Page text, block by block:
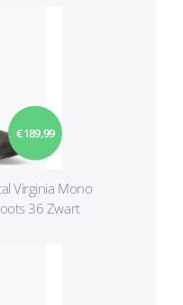
€ 189,99
Virginia Mono
36 Zwart